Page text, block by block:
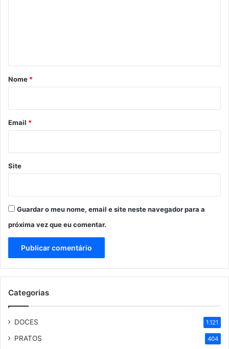
r
*
Nome *
Email *
Site
Guardar o meu nome, email e site neste navegador para a
próxima vez que eu comentar.
Categorias
DOCES 1.121
PRATOS 404